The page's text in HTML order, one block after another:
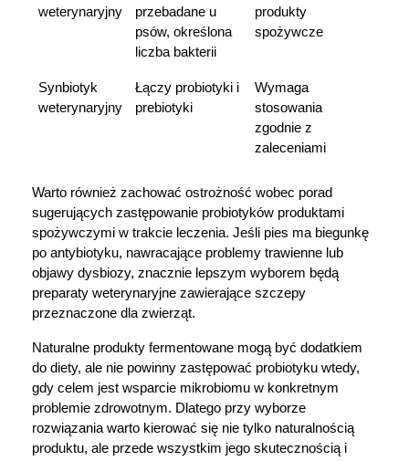
weterynaryjny
przebadane u
psów, określona
liczba bakterii
produkty
spożywcze
Synbiotyk
weterynaryjny
Łączy probiotyki i
prebiotyki
Wymaga
stosowania
zgodnie z
zaleceniami
Warto również zachować ostrożność wobec porad
sugerujących zastępowanie probiotyków produktami
spożywczymi w trakcie leczenia. Jeśli pies ma biegunkę
po antybiotyku, nawracające problemy trawienne lub
objawy dysbiozy, znacznie lepszym wyborem będą
preparaty weterynaryjne zawierające szczepy
przeznaczone dla zwierząt.
Naturalne produkty fermentowane mogą być dodatkiem
do diety, ale nie powinny zastępować probiotyku wtedy,
gdy celem jest wsparcie mikrobiomu w konkretnym
problemie zdrowotnym. Dlatego przy wyborze
rozwiązania warto kierować się nie tylko naturalnością
produktu, ale przede wszystkim jego skutecznością i